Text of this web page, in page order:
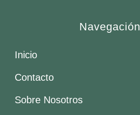
Navegación
Inicio
Contacto
Sobre Nosotros